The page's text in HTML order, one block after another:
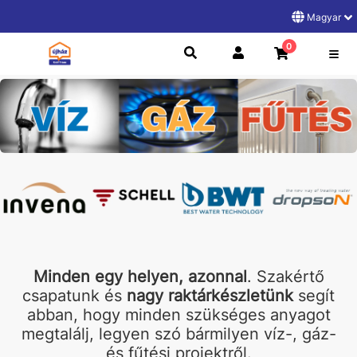
Magyar
0
Minden egy helyen, azonnal. Szakértő
csapatunk és nagy raktárkészletünksegít
abban, hogy minden szükséges anyagot
megtalálj, legyen szó bármilyen víz-, gáz-
és fűtési projektről.